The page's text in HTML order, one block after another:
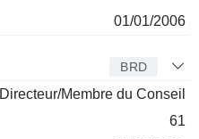
01/01/2006
BRD
Directeur/Membre du Conseil
61